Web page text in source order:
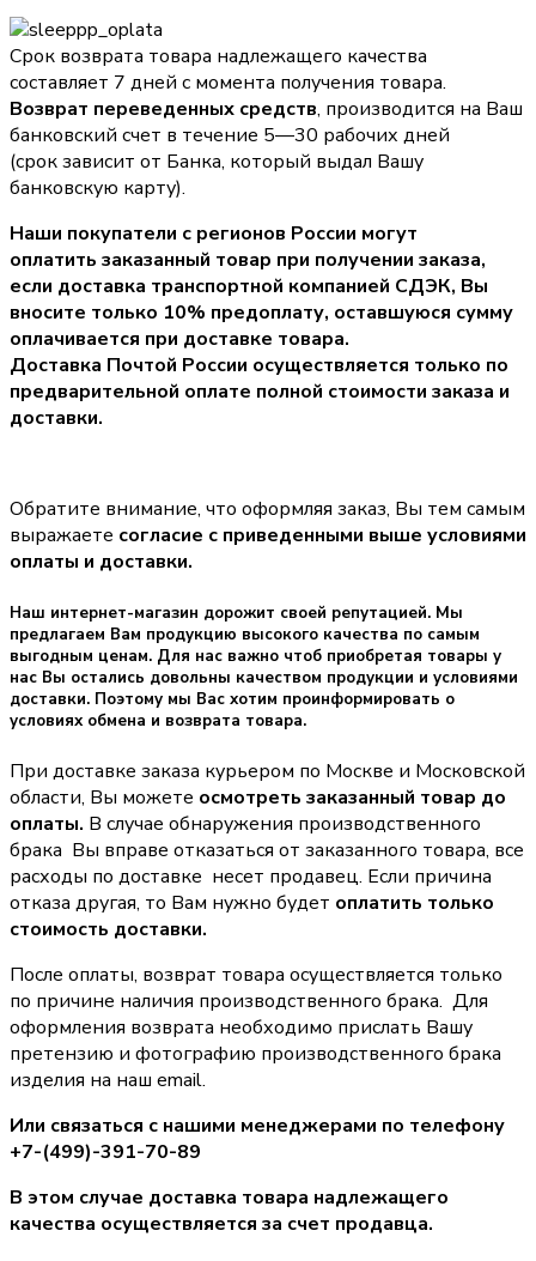
Срок возврата товара надлежащего качества
составляет 7 дней с момента получения товара.
Возврат переведенных средств, производится на Ваш
банковский счет в течение 5—30 рабочих дней
(срок зависит от Банка, который выдал Вашу
банковскую карту).
Наши покупатели с регионов России могут
оплатить заказанный товар при получении заказа,
если доставка транспортной компанией СДЭК, Вы
вносите только 10% предоплату, оставшуюся сумму
оплачивается при доставке товара.
Доставка Почтой России осуществляется только по
предварительной оплате полной стоимости заказа и
доставки.
Обратите внимание, что оформляя заказ, Вы тем самым
выражаете согласие с приведенными выше условиями
оплаты и доставки.
Наш интернет-магазин дорожит своей репутацией. Мы
предлагаем Вам продукцию высокого качества по самым
выгодным ценам. Для нас важно чтоб приобретая товары у
нас Вы остались довольны качеством продукции и условиями
доставки. Поэтому мы Вас хотим проинформировать о
условиях обмена и возврата товара.
При доставке заказа курьером по Москве и Московской
области, Вы можете осмотреть заказанный товар до
оплаты. В случае обнаружения производственного
брака Вы вправе отказаться от заказанного товара, все
расходы по доставке несет продавец. Если причина
отказа другая, то Вам нужно будет оплатить только
стоимость доставки.
После оплаты, возврат товара осуществляется только
по причине наличия производственного брака. Для
оформления возврата необходимо прислать Вашу
претензию и фотографию производственного брака
изделия на наш email.
Или связаться с нашими менеджерами по телефону
+7-(499)-391-70-89
В этом случае доставка товара надлежащего
качества осуществляется за счет продавца.